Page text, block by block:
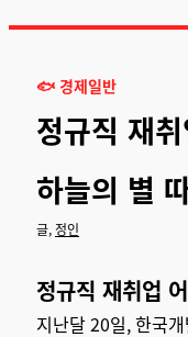
🐟 경제일반
정규직 재
하늘의 별
글,정인
정규직 재취업
지난달 20일, 한국